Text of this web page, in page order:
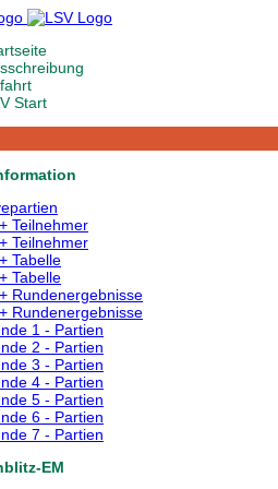
Start
Teilnehmer
Teilnehmer
Tabelle
Tabelle
Rundenergebnisse
Rundenergebnisse
1 - Partien
2 - Partien
3 - Partien
4 - Partien
5 - Partien
6 - Partien
7 - Partien
EM